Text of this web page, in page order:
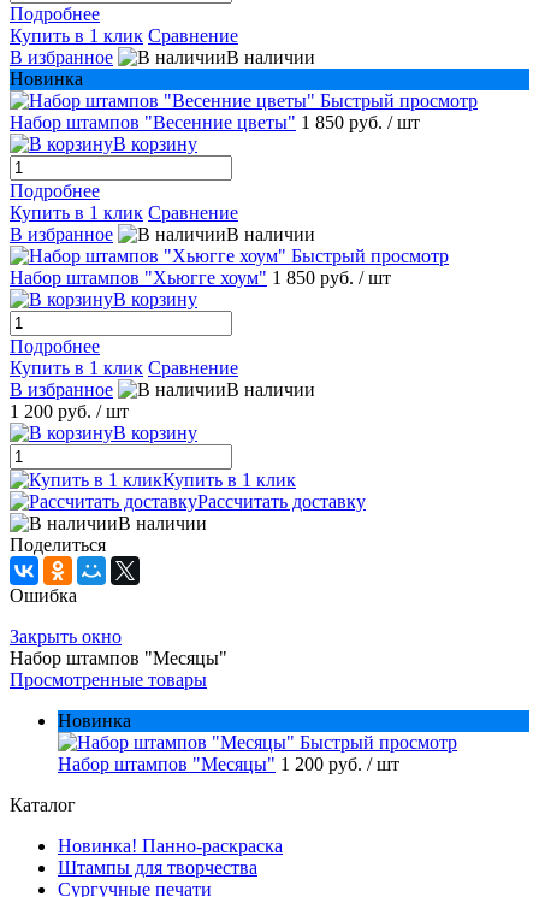
Подробнее
Купить в 1 клик Сравнение
В избранное
В наличии
Новинка
Быстрый просмотр
Набор штампов "Весенние цветы" 1 850 руб. / шт
В корзину
Подробнее
Купить в 1 клик Сравнение
В избранное
В наличии
Быстрый просмотр
Набор штампов "Хьюгге хоум" 1 850 руб. / шт
В корзину
Подробнее
Купить в 1 клик Сравнение
В избранное
В наличии
1 200 руб. / шт
В корзину
Купить в 1 клик
Рассчитать доставку
В наличии
Поделиться
Ошибка
Закрыть окно
Набор штампов "Месяцы"
Просмотренные товары
Новинка
Быстрый просмотр
Набор штампов "Месяцы" 1 200 руб. / шт
Каталог
Новинка! Панно-раскраска
Штампы для творчества
Сургучные печати